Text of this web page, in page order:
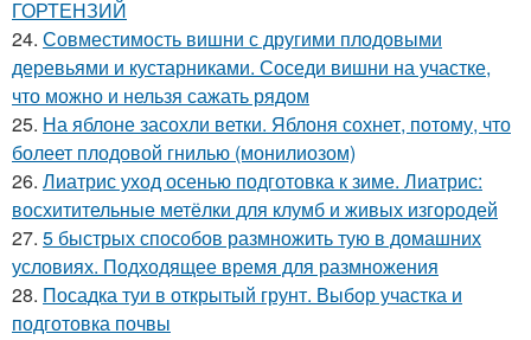
ГОРТЕНЗИЙ
24. Совместимость вишни с другими плодовыми
деревьями и кустарниками. Соседи вишни на участке,
что можно и нельзя сажать рядом
25. На яблоне засохли ветки. Яблоня сохнет, потому, что
болеет плодовой гнилью (монилиозом)
26. Лиатрис уход осенью подготовка к зиме. Лиатрис:
восхитительные метёлки для клумб и живых изгородей
27. 5 быстрых способов размножить тую в домашних
условиях. Подходящее время для размножения
28. Посадка туи в открытый грунт. Выбор участка и
подготовка почвы